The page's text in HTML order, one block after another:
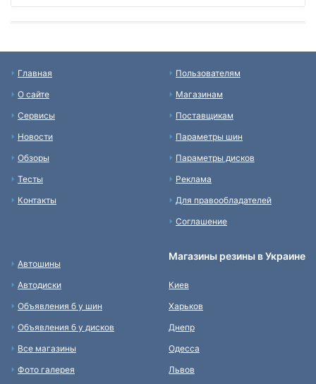
Главная
О сайте
Сервисы
Новости
Обзоры
Тесты
Контакты
Пользователям
Магазинам
Поставщикам
Параметры шин
Параметры дисков
Реклама
Для правообладателей
Соглашение
Автошины
Автодиски
Объявления б у шин
Объявления б у дисков
Все магазины
Фото галерея
Магазины резины в Украине
Киев
Харьков
Днепр
Одесса
Львов